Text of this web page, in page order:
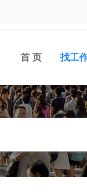
首 页 找工